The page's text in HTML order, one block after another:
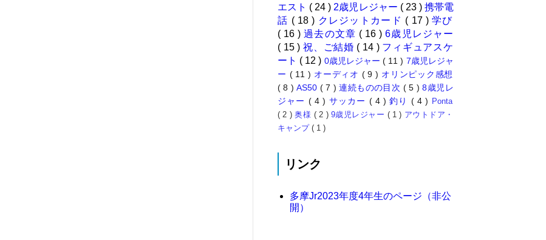
エスト ( 24 ) 2歳児レジャー ( 23 ) 携帯電
話 ( 18 ) クレジットカード ( 17 )学び
( 16 )過去の文章 ( 16 )6歳児レジャー
( 15 )祝、ご結婚 ( 14 ) フィギュアスケ
ート ( 12 ) 0歳児レジャー( 11 ) 7歳児レジャ
ー ( 11 ) オーディオ ( 9 ) オリンピック感想
( 8 )AS50 ( 7 )連続ものの目次 ( 5 )8歳児レ
ジャー ( 4 ) サッカー ( 4 )釣り ( 4 ) Ponta
( 2 )奥様 ( 2 )9歳児レジャー ( 1 ) アウトドア・
キャンプ ( 1 )
リンク
多摩Jr2023年度4年生のページ（非公
開）